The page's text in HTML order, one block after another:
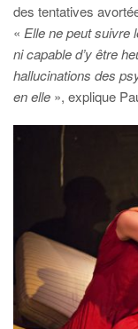
des tentatives
« Elle ne peut suivre
ni capable d’y être
hallucinations des
en elle », explique